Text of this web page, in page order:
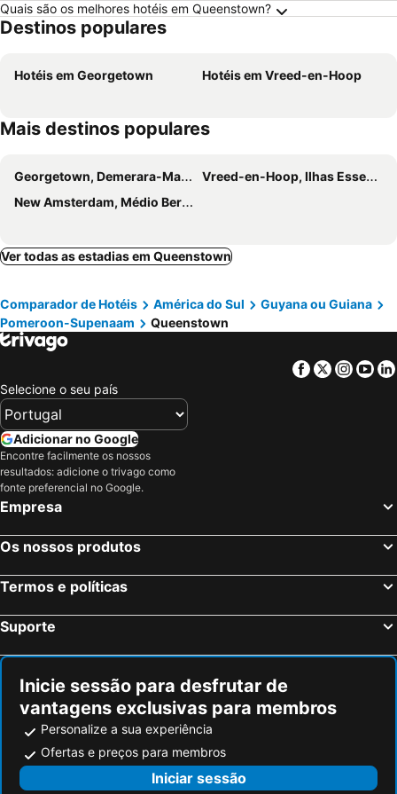
Quais são os melhores hotéis em Queenstown?
Destinos populares
Hotéis em Georgetown Hotéis em Vreed-en-Hoop
Mais destinos populares
Georgetown, Demerara-Mahaica Hotéis
Vreed-en-Hoop, Ilhas Essequibo Oeste Demmerara Hotéis
New Amsterdam, Médio Berbice-Corentyne Hotéis
Ver todas as estadias em Queenstown
Comparador de Hotéis América do Sul
Guyana ou Guiana
Pomeroon-Supenaam
Queenstown
Facebook
Twitter
Selecione o seu país
Adicionar no Google
Encontre facilmente os nossos
resultados: adicione o trivago como
fonte preferencial no Google.
Empresa
Os nossos produtos
Termos e políticas
Suporte
Inicie sessão para desfrutar de
vantagens exclusivas para membros
Personalize a sua experiência
Ofertas e preços para membros
Iniciar sessão